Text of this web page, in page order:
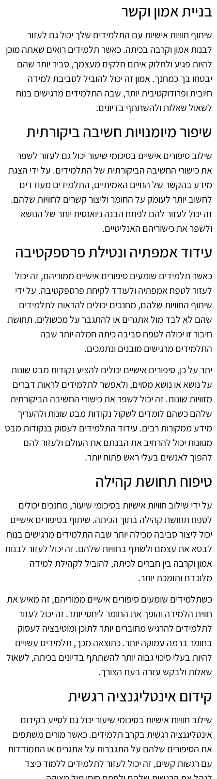
בניית אמון וקשר
שיתוף חוויות אישיות עם התלמידים שלך יכול גם לעזור
לבנות אמון וקרבה בכיתה. כאשר תלמידים רואים שאתה מוכן
להיות פגיע ולחלוק איתם חלקים מעצמך, סביר יותר שהם
יבטחו בך כמחנך. אמון זה יכול להוביל לסביבת למידה
חיובית ופרודוקטיבית יותר, שבה התלמידים מרגישים בנוח
לשאול שאלות ולהשתתף בדיונים.
שיפור מיומנויות חשיבה ביקורתית
שילוב סיפורים אישיים בסיכומי שיעור יכול גם לעזור לשפר
את כישורי החשיבה הביקורתית של התלמידים. על ידי הצגת
מידע בהקשר של החיים האמיתיים, התלמידים מעודדים
לחשוב יותר לעומק על החומר וליצור קשרים לחוויות שלהם.
זה יכול לעזור להם לפתח הבנה ניואנסית יותר של הנושא
ולשפר את כישוריהם האנליטיים.
עידוד אמפתיה ונטילת פרספקטיבה
כאשר תלמידים שומעים סיפורים אישיים ממוריהם, זה יכול
לעזור לטפח אמפתיה ולעודד לקיחת פרספקטיבה. על ידי
שיתוף החוויות שלהם, מחנכים יכולים להראות לתלמידים
שהם לא לבד מול אתגרים או להתגבר על מכשולים. תחושת
חיבור זו יכולה לטפח סביבה כיתה חמלה יותר שבה
התלמידים מרגישים מובנים ונתמכים.
יתר על כן, סיפורים אישיים יכולים להציע נקודות מבט שונות
על נושא או נושא מסוים, ולאפשר לתלמידים לראות דברים
מזוויות שונות. זה יכול לשפר את כישורי החשיבה הביקורתית
שלהם כשהם לומדים לשקול נקודות מבט שונות ולהעריך
מידע ממקורות רבים. עידוד התלמידים לעסוק בנקודות מבט
מגוונות יכול להרחיב את הבנתם את העולם ולעזור להם
להפוך לאנשים בעלי ראש פתוח יותר.
טיפוח תחושת קהילה
על ידי שילוב חוויות אישיות בסיכומי שיעור, מחנכים יכולים
לטפח תחושת קהילה בתוך הכיתה. שיתוף בסיפורים אישיים
יכול ליצור סביבה מכילה יותר שבה התלמידים מרגישים בנוח
לבטא את עצמם ולשתף בחוויות שלהם. זה יכול לעזור לבנות
אמון וקרבה בין חברים לכיתה, להוביל לקהילת למידה
מלוכדת ותומכת יותר.
כשתלמידים שומעים סיפורים אישיים ממוריהם, זה מאיש את
חווית הלמידה והופך את החומר ליחסי יותר. זה יכול לעזור
לתלמידים להרגיש מחוברים יותר לתוכן ומוטיבציה לעסוק
בחומר ברמה עמוקה יותר. כתוצאה מכך, תלמידים עשויים
להיות בעלי סיכוי גבוה יותר להשתתף בדיונים בכיתה, לשאול
שאלות ולבקש עזרה בעת הצורך.
קידום אינטליגנציה רגשית
שילוב חוויות אישיות בסיכומי שיעור יכול גם לסייע בקידום
אינטליגנציה רגשית בקרב תלמידים. כאשר מורים משתפים
את הסיפורים שלהם על התגברות על אתגרים או התמודדות
עם רגשות קשים, זה יכול לעזור לתלמידים ללמוד כיצד